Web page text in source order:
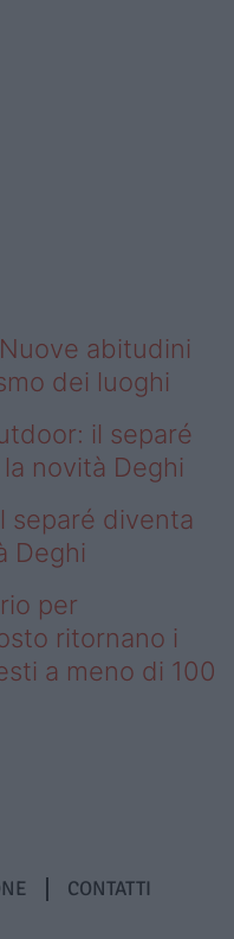
Nuove abitudini
dei luoghi
il separé
novità Deghi
separé diventa
Deghi
per
ritornano i
a meno di 100
CONTATTI